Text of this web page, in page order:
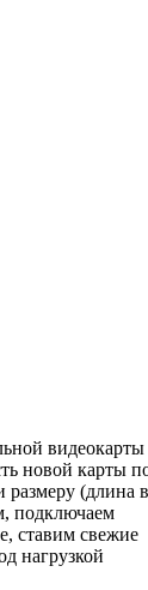
видеокарты
новой карты
(длина в
подключаем
ставим свежие
нагрузкой